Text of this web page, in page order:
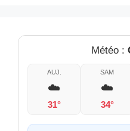
Météo :
AUJ.
☁️
31°
SAM
☁️
34°